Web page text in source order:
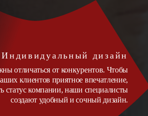
Индивидуальный дизайн
отличаться от конкурентов. Чтобы
клиентов приятное впечатление,
статус компании, наши специалисты
создают удобный и сочный дизайн.